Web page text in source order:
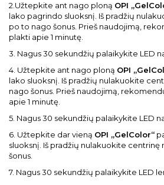
2.Užtepkite ant nago ploną OPI
lako pagrindo sluoksnį. Iš pradžių
po to nago šonus. Prieš naudojimą,
plakti apie 1 minutę.
3. Nagus 30 sekundžių palaikykite LED
4. Užtepkite ant nago ploną OPI
lako sluoksnį. Iš pradžių nulakuokite
nago šonus. Prieš naudojimą,
apie 1 minutę.
5. Nagus 30 sekundžių palaikykite LED
6. Užtepkite dar vieną OPI „GelColor“
sluoksnį. Iš pradžių nulakuokite
šonus.
7. Nagus 30 sekundžių palaikykite LED